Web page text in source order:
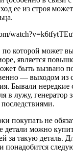
ее из строя
которой может
является
быть вызвано
— выходом из
Бывали нередкие
в лужу, генератор
покупать не
детали можно
за такую деталь.
понадобится